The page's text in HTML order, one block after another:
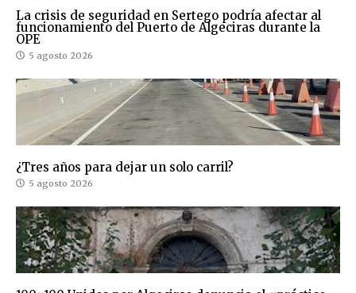
La crisis de seguridad en Sertego podría afectar al
funcionamiento del Puerto de Algeciras durante la
OPE
5 agosto 2026
¿Tres años para dejar un solo carril?
5 agosto 2026